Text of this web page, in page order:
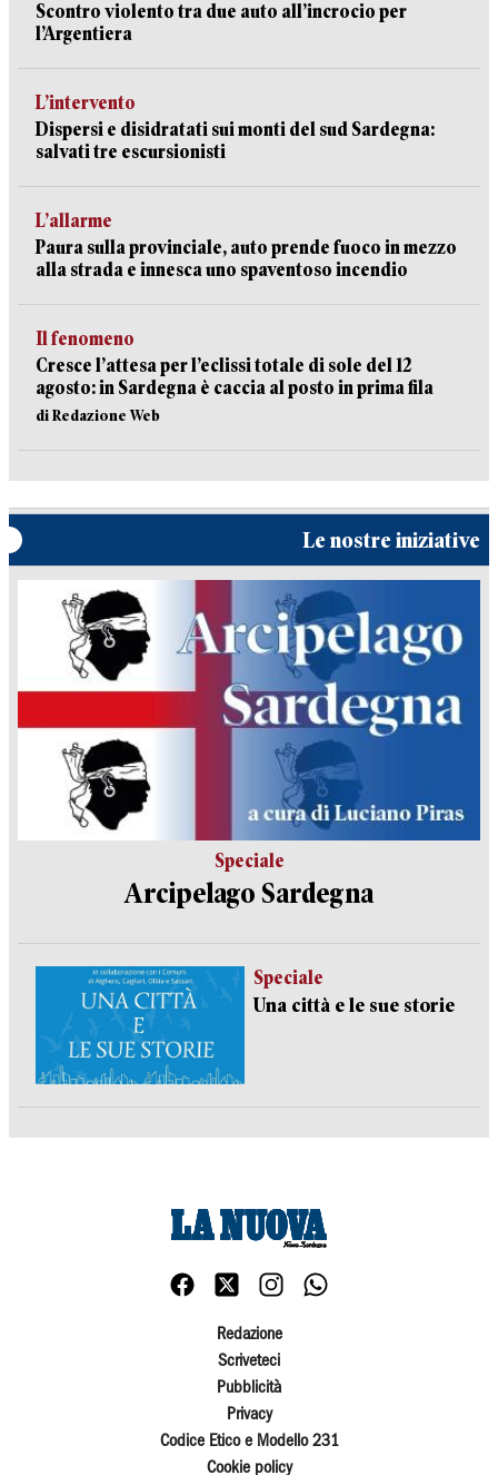
Scontro violento tra due auto all’incrocio per
l’Argentiera
L’intervento
Dispersi e disidratati sui monti del sud Sardegna:
salvati tre escursionisti
L’allarme
Paura sulla provinciale, auto prende fuoco in mezzo
alla strada e innesca uno spaventoso incendio
Il fenomeno
Cresce l’attesa per l’eclissi totale di sole del 12
agosto: in Sardegna è caccia al posto in prima fila
di Redazione Web
Le nostre iniziative
Speciale
Arcipelago Sardegna
Speciale
Una città e le sue storie
Redazione
Scriveteci
Pubblicità
Privacy
Codice Etico e Modello 231
Cookie policy